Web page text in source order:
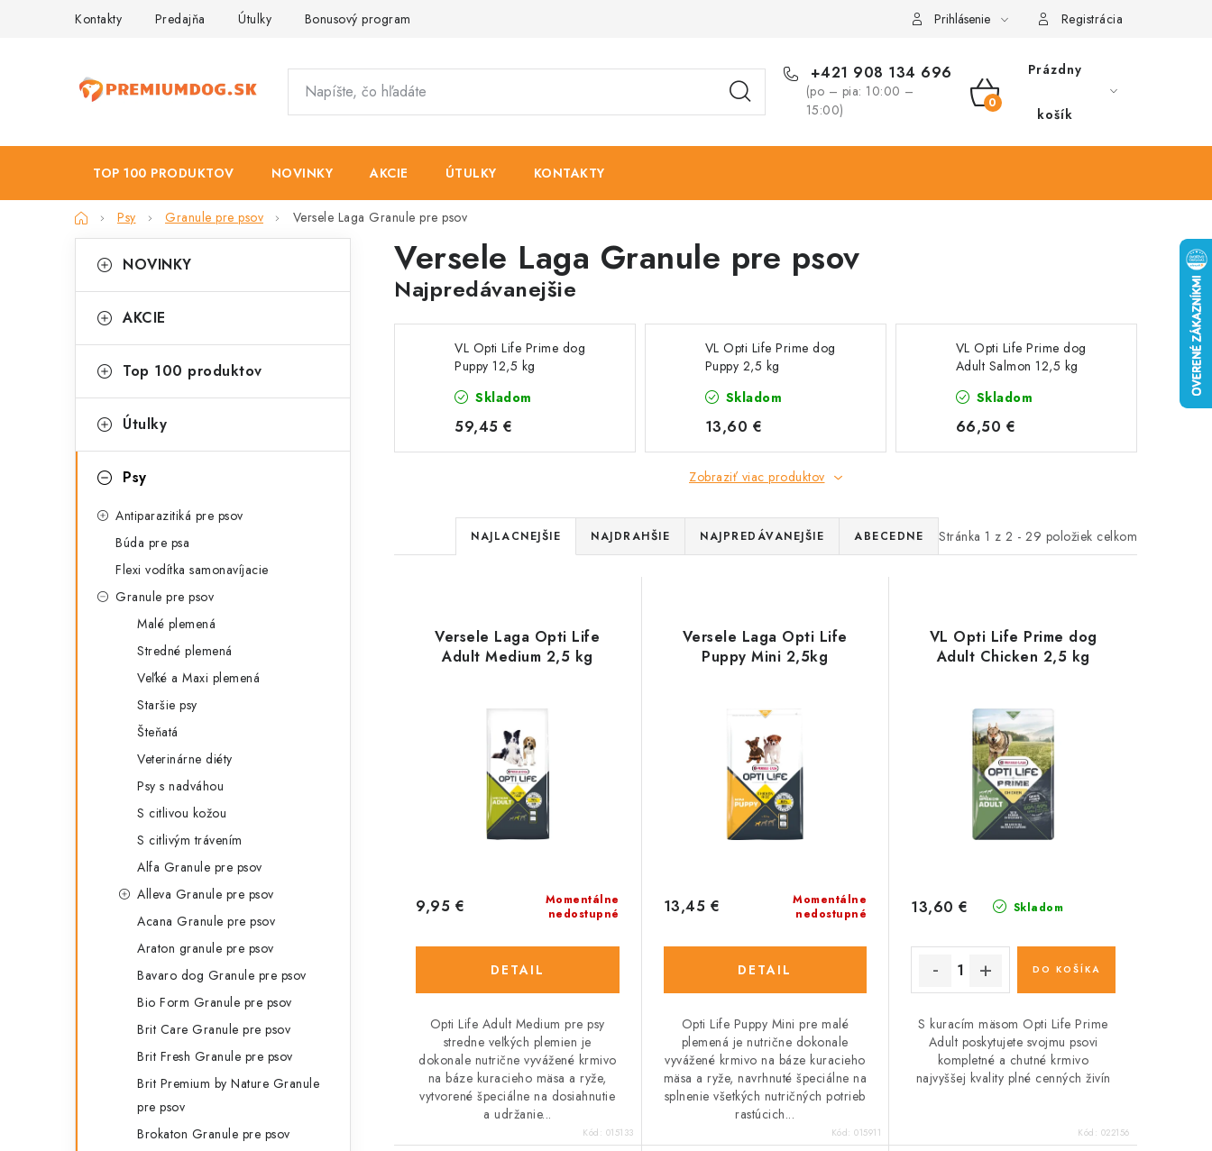
Kontakty Predajňa Útulky Bonusový program Prihlásenie Registrácia
+421 908 134 696
(po – pia: 10:00 –
15:00)
NÁKUPNÝ
Prázdny
košík
TOP 100 PRODUKTOV NOVINKY AKCIE ÚTULKY KONTAKTY
DomovPsy Granule pre psov Versele Laga Granule pre psov
o
n
ý
a
kategórie
a
e
ó
i
NOVINKY
AKCIE
Top 100 produktov
Útulky
Psy
Antiparazitiká pre psov
Búda pre psa
Flexi vodítka samonavíjacie
Granule pre psov
Malé plemená
Stredné plemená
Veľké a Maxi plemená
Staršie psy
Šteňatá
Veterinárne diéty
Psy s nadváhou
S citlivou kožou
S citlivým trávením
Alfa Granule pre psov
Alleva Granule pre psov
Acana Granule pre psov
Araton granule pre psov
Bavaro dog Granule pre psov
Bio Form Granule pre psov
Brit Care Granule pre psov
Brit Fresh Granule pre psov
Brit Premium by Nature Granule
pre psov
Brokaton Granule pre psov
Versele Laga Granule pre psov
Najpredávanejšie
VL Opti Life Prime dog
Puppy 12,5 kg
Skladom
59,45 €
VL Opti Life Prime dog
Puppy 2,5 kg
Skladom
13,60 €
VL Opti Life Prime dog
Adult Salmon 12,5 kg
Skladom
66,50 €
Zobraziť viac produktov
Stránka 1 z 2 - 29 položiek celkom
R
a
e
n
u
k
o
v
NAJLACNEJŠIE NAJDRAHŠIE NAJPREDÁVANEJŠIE ABECEDNE
Versele Laga Opti Life
Adult Medium 2,5 kg
Momentálne
nedostupné
9,95 €
DETAIL
Opti Life Adult Medium pre psy
stredne veľkých plemien je
dokonale nutrične vyvážené krmivo
na báze kuracieho mäsa a ryže,
vytvorené špeciálne na dosiahnutie
a udržanie...
Kód: 015133
Versele Laga Opti Life
Puppy Mini 2,5kg
Momentálne
nedostupné
13,45 €
DETAIL
Opti Life Puppy Mini pre malé
plemená je nutrične dokonale
vyvážené krmivo na báze kuracieho
mäsa a ryže, navrhnuté špeciálne na
splnenie všetkých nutričných potrieb
rastúcich...
Kód:015911
VL Opti Life Prime dog
Adult Chicken 2,5 kg
Skladom
13,60 €
DO KOŠÍKA
S kuracím mäsom Opti Life Prime
Adult poskytujete svojmu psovi
kompletné a chutné krmivo
najvyššej kvality plné cenných živín
Kód: 022156